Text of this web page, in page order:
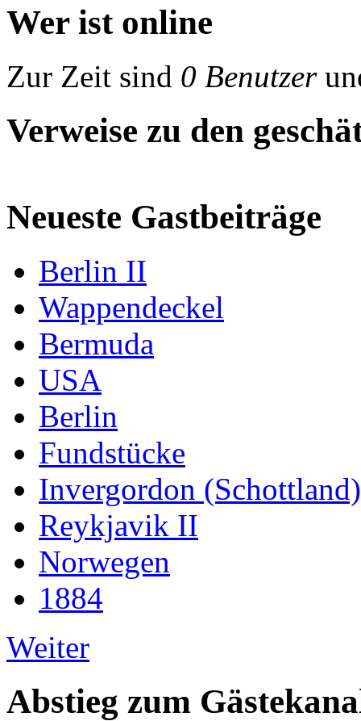
Wer ist online
Zur Zeit sind 0 Benutzer
Verweise zu den
Neueste Gastbeiträge
Berlin II
Wappendeckel
Bermuda
USA
Berlin
Fundstücke
Invergordon (Schottland)
Reykjavik II
Norwegen
1884
Weiter
Abstieg zum